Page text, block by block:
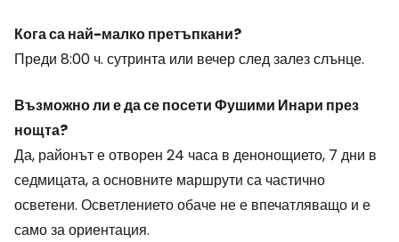
Кога са най-малко претъпкани?
Преди 8:00 ч. сутринта или вечер след залез слънце.
Възможно ли е да се посети Фушими Инари през
нощта?
Да, районът е отворен 24 часа в денонощието, 7 дни в
седмицата, а основните маршрути са частично
осветени. Осветлението обаче не е впечатляващо и е
само за ориентация.